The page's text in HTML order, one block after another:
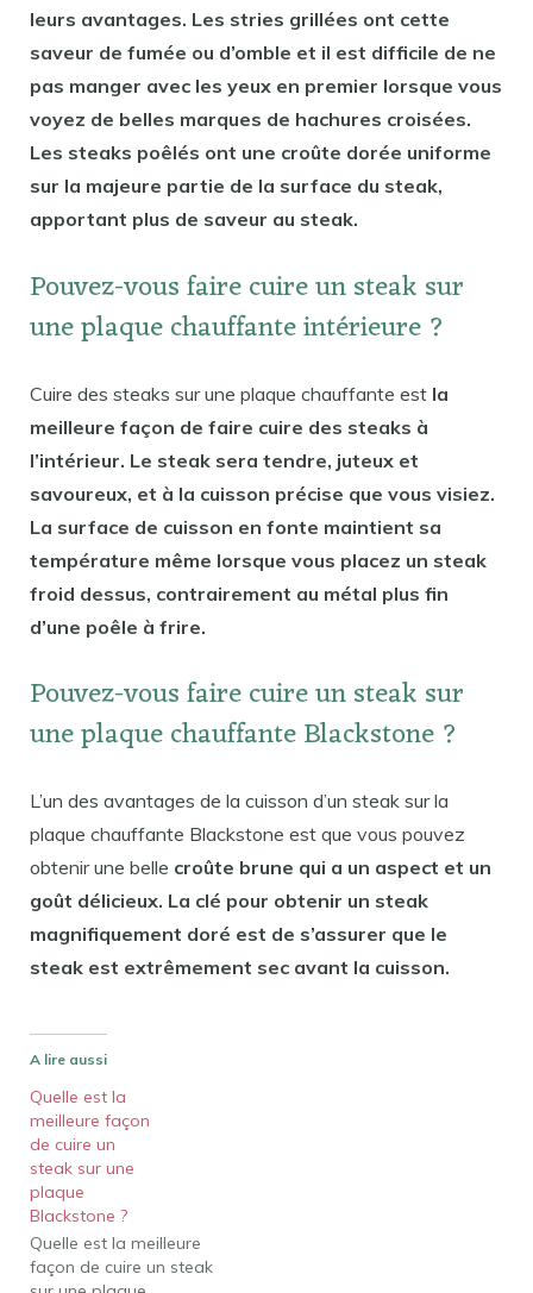
leurs avantages. Les stries grillées ont cette
saveur de fumée ou d’omble et il est difficile de ne
pas manger avec les yeux en premier lorsque vous
voyez de belles marques de hachures croisées.
Les steaks poêlés ont une croûte dorée uniforme
sur la majeure partie de la surface du steak,
apportant plus de saveur au steak.
Pouvez-vous faire cuire un steak sur
une plaque chauffante intérieure ?
Cuire des steaks sur une plaque chauffante est la
meilleure façon de faire cuire des steaks à
l’intérieur. Le steak sera tendre, juteux et
savoureux, et à la cuisson précise que vous visiez.
La surface de cuisson en fonte maintient sa
température même lorsque vous placez un steak
froid dessus, contrairement au métal plus fin
d’une poêle à frire.
Pouvez-vous faire cuire un steak sur
une plaque chauffante Blackstone ?
L’un des avantages de la cuisson d’un steak sur la
plaque chauffante Blackstone est que vous pouvez
obtenir une belle croûte brune qui a un aspect et un
goût délicieux. La clé pour obtenir un steak
magnifiquement doré est de s’assurer que le
steak est extrêmement sec avant la cuisson.
A lire aussi
Quelle est la
meilleure façon
de cuire un
steak sur une
plaque
Blackstone ?
Quelle est la meilleure
façon de cuire un steak